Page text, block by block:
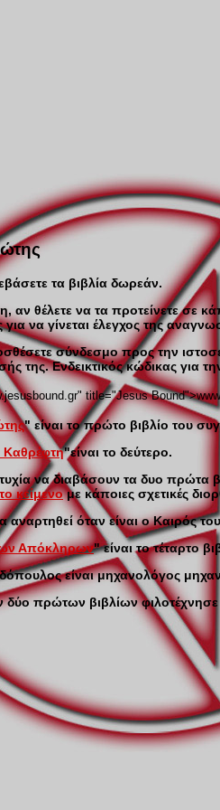
τα βιβλία δωρεάν.
θέλετε να τα προτείνετε σε
για να γίνεται έλεγχος της
σύνδεσμο προς την
της. Ενδεικτικός κώδικας για
" είναι το πρώτο βιβλίο του
Καθρέφτη"είναι το δεύτερο.
να διαβάσουν τα δυο πρώτα
κείμενομε κάποιες σχετικές
αναρτηθεί όταν είναι ο Καιρός
Απόκληρων" είναι το τέταρτο
είναι μηχανολόγος
δύο πρώτων βιβλίων